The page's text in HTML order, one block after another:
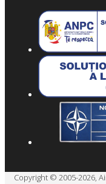
Copyright © 2005-2026,